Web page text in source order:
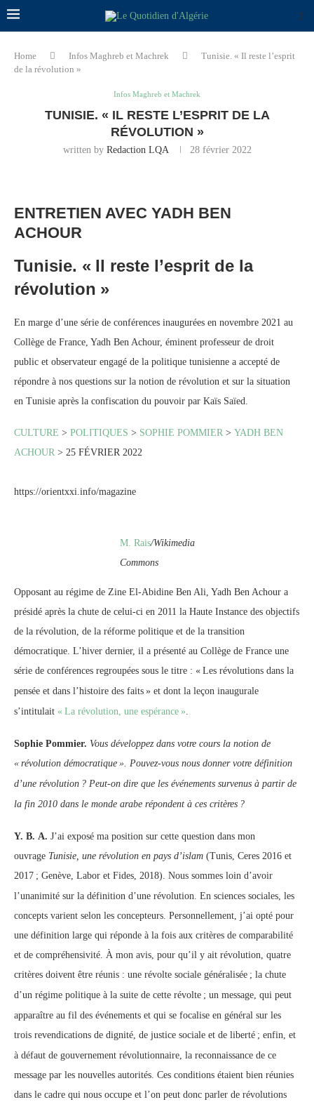
Home Infos Maghreb et Machrek
Tunisie. « Il reste l’esprit
de la révolution »
Infos Maghreb et Machrek
TUNISIE. « IL RESTE L’ESPRIT DE LA
RÉVOLUTION »
written by Redaction LQA 28 février 2022
ENTRETIEN AVEC YADH BEN
ACHOUR
Tunisie. « Il reste l’esprit de la
révolution »
En marge d’une série de conférences inaugurées en novembre 2021 au
Collège de France, Yadh Ben Achour, éminent professeur de droit
public et observateur engagé de la politique tunisienne a accepté de
répondre à nos questions sur la notion de révolution et sur la situation
en Tunisie après la confiscation du pouvoir par Kaïs Saïed.
CULTURE > POLITIQUES > SOPHIE POMMIER > YADH BEN
ACHOUR > 25 FÉVRIER 2022
https://orientxxi.info/magazine
M. Rais/Wikimedia
Commons
Opposant au régime de Zine El-Abidine Ben Ali, Yadh Ben Achour a
présidé après la chute de celui-ci en 2011 la Haute Instance des objectifs
de la révolution, de la réforme politique et de la transition
démocratique. L’hiver dernier, il a présenté au Collège de France une
série de conférences regroupées sous le titre : « Les révolutions dans la
pensée et dans l’histoire des faits » et dont la leçon inaugurale
s’intitulait « La révolution, une espérance ».
Sophie Pommier. Vous développez dans votre cours la notion de
« révolution démocratique ». Pouvez-vous nous donner votre définition
d’une révolution ? Peut-on dire que les événements survenus à partir de
la fin 2010 dans le monde arabe répondent à ces critères ?
Y. B. A. J’ai exposé ma position sur cette question dans mon
ouvrage Tunisie, une révolution en pays d’islam (Tunis, Ceres 2016 et
2017 ; Genève, Labor et Fides, 2018). Nous sommes loin d’avoir
l’unanimité sur la définition d’une révolution. En sciences sociales, les
concepts varient selon les concepteurs. Personnellement, j’ai opté pour
une définition large qui réponde à la fois aux critères de comparabilité
et de compréhensivité. À mon avis, pour qu’il y ait révolution, quatre
critères doivent être réunis : une révolte sociale généralisée ; la chute
d’un régime politique à la suite de cette révolte ; un message, qui peut
apparaître au fil des événements et qui se focalise en général sur les
trois revendications de dignité, de justice sociale et de liberté ; enfin, et
à défaut de gouvernement révolutionnaire, la reconnaissance de ce
message par les nouvelles autorités. Ces conditions étaient bien réunies
dans le cadre qui nous occupe et l’on peut donc parler de révolutions